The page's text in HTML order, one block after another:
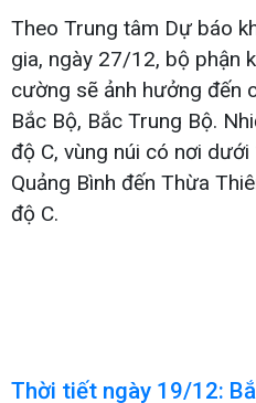
Theo Trung tâm Dự báo
gia, ngày 27/12, bộ phận
cường sẽ ảnh hưởng đến
Bắc Bộ, Bắc Trung Bộ.
độ C, vùng núi có nơi
Quảng Bình đến Thừa
độ C.
Thời tiết ngày 19/12: